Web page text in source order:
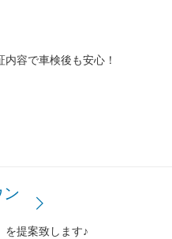
容で車検後も安心！
を提案致します♪